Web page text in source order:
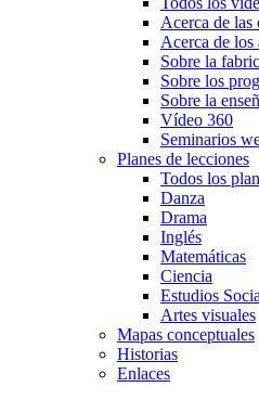
Acerca de
Acerca de los
Sobre la
Sobre los
Sobre la
Vídeo 360
Seminarios
Planes de lecciones
Todos los
Danza
Drama
Inglés
Matemáticas
Ciencia
Estudios
Artes visuales
Mapas conceptuales
Historias
Enlaces